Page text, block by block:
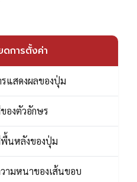
ดการตั้งค่า
รแสดงผลของปุ่ม
องตัวอักษร
พื้นหลังของปุ่ม
วามหนาของเส้นขอบ